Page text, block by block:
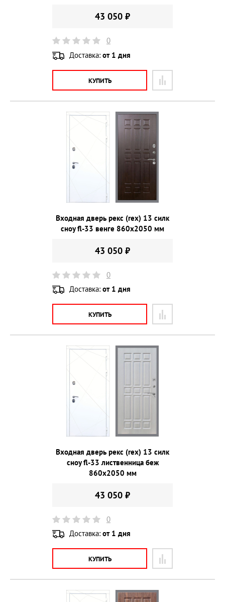
43 050 ₽
0
Доставка: от 1 дня
КУПИТЬ
Входная дверь рекс (rex) 13 силк
сноу fl-33 венге 860х2050 мм
43 050 ₽
0
Доставка: от 1 дня
КУПИТЬ
Входная дверь рекс (rex) 13 силк
сноу fl-33 лиственница беж
860х2050 мм
43 050 ₽
0
Доставка: от 1 дня
КУПИТЬ